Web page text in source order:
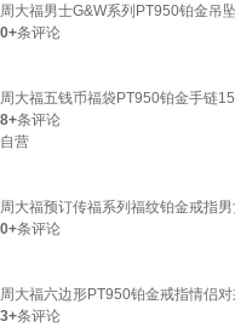
周大福男士G&W系列PT950铂金吊
0+条评论
周大福五钱币福袋PT950铂金手链
8+条评论
自营
周大福预订传福系列福纹铂金戒指
0+条评论
周大福六边形PT950铂金戒指情侣
3+条评论